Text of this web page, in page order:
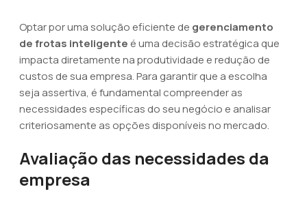
Optar por uma solução eficiente de gerenciamento
de frotas inteligente é uma decisão estratégica que
impacta diretamente na produtividade e redução de
custos de sua empresa. Para garantir que a escolha
seja assertiva, é fundamental compreender as
necessidades específicas do seu negócio e analisar
criteriosamente as opções disponíveis no mercado.
Avaliação das necessidades da
empresa